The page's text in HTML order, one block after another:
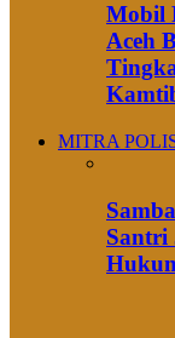
Mobil
Aceh
MITRA
Santri